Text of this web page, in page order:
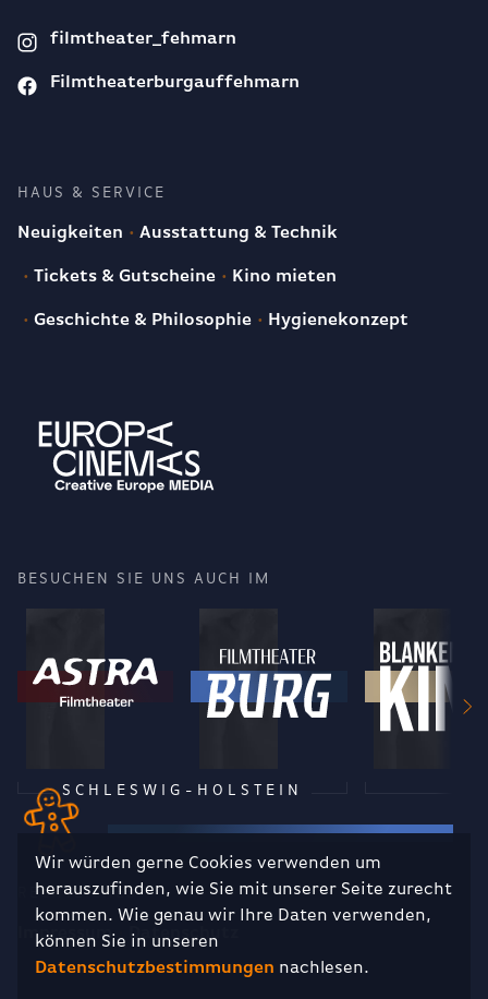
Wir würden gerne Cookies verwenden um
herauszufinden, wie Sie mit unserer Seite zurecht
kommen. Wie genau wir Ihre Daten verwenden,
können Sie in unseren
Datenschutzbestimmungen nachlesen.
filmtheater_fehmarn
Filmtheaterburgauffehmarn
HAUS & SERVICE
Neuigkeiten Ausstattung & Technik
Tickets & Gutscheine Kino mieten
Geschichte & Philosophie Hygienekonzept
BESUCHEN SIE UNS AUCH IM
SCHLESWIG-HOLSTEIN
RECHTLICHES
Impressum Datenschutz